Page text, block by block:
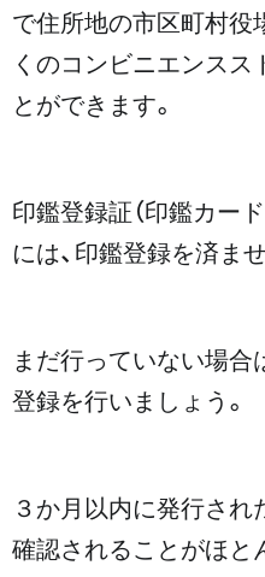
で住所地の市区町村役
くのコンビニエンスス
とができます。
印鑑登録証（印鑑カー
には、印鑑登録を済ま
まだ行っていない場合
登録を行いましょう。
３か月以内に発行され
確認されることがほと